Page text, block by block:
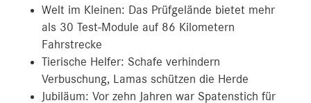
Welt im Kleinen: Das Prüfgelände bietet mehr
als 30 Test-Module auf 86 Kilometern
Fahrstrecke
Tierische Helfer: Schafe verhindern
Verbuschung, Lamas schützen die Herde
Jubiläum: Vor zehn Jahren war Spatenstich für